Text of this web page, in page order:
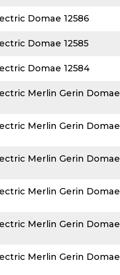
Domae 12586
Domae 12585
Domae 12584
Merlin Gerin Domae
Merlin Gerin Domae
Merlin Gerin Domae
Merlin Gerin Domae
Merlin Gerin Domae
Merlin Gerin Domae